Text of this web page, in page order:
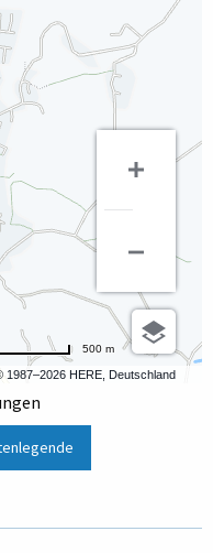
1987–2026 HERE, Deutschland
500 m